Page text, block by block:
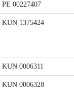
PE 00227407
KUN 1375424
KUN 0006311
KUN 0006328